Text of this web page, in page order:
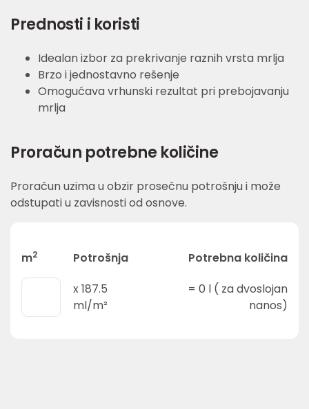
Prednosti i koristi
Idealan izbor za prekrivanje raznih vrsta mrlja
Brzo i jednostavno rešenje
Omogućava vrhunski rezultat pri prebojavanju
mrlja
Proračun potrebne količine
Proračun uzima u obzir prosečnu potrošnju i može
odstupati u zavisnosti od osnove.
m2 Potrošnja
Potrebna količina
x187.5
ml/m²
= 0 l ( za dvoslojan
nanos)